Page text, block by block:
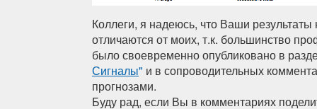
Коллеги, я надеюсь, что Ваши результаты
отличаются от моих, т.к. большинство
было своевременно опубликовано в
Сигналы" и в сопроводительных
прогнозами.
Буду рад, если Вы в комментариях